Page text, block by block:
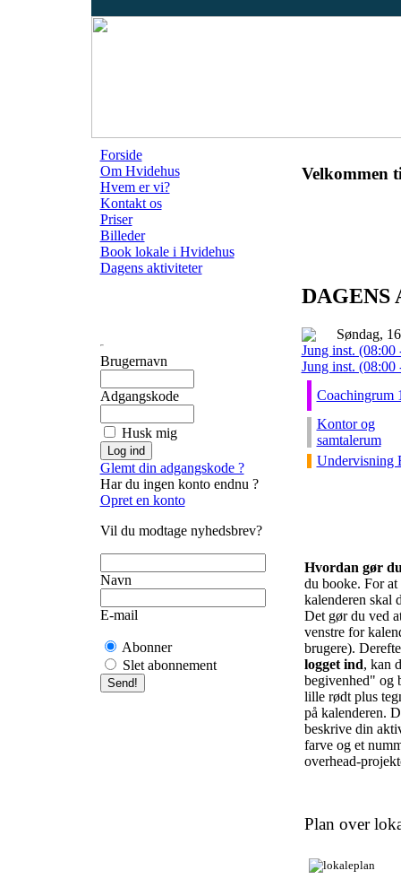
Forside
Om Hvidehus
Hvem er vi?
Kontakt os
Priser
Billeder
Book lokale i Hvidehus
Dagens aktiviteter
Brugernavn
Adgangskode
Husk mig
Glemt din adgangskode ?
Har du ingen konto endnu ?
Opret en konto
Vil du modtage nyhedsbrev?
Navn
E-mail
Abonner
Slet abonnement
Velkommen
Søndag,
Jung inst. (08:00
Jung inst. (08:00
Coachingrum
Kontor og
samtalerum
Undervisning
Hvordan gør
du booke. For
kalenderen skal
Det gør du ved
venstre for
brugere).
logget ind, kan
begivenhed" og
lille rødt plus
på kalenderen.
beskrive din
farve og et
overhead-
Plan over